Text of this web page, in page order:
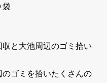
袋
と大池周辺のゴミ拾い
ゴミを拾いたくさんの